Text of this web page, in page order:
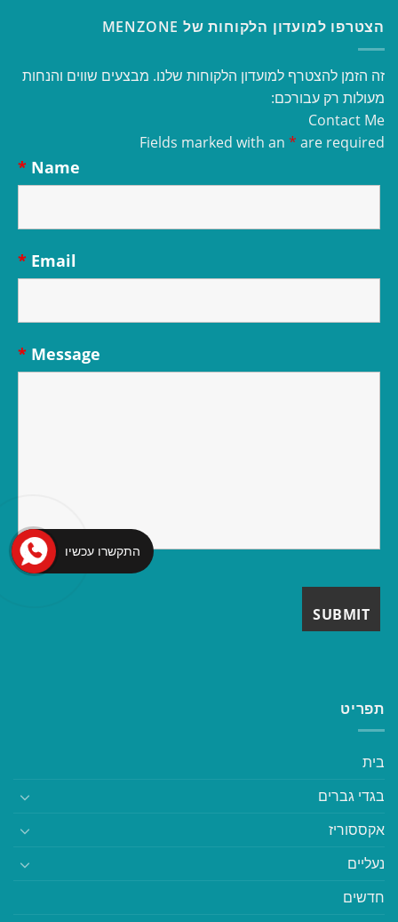
הצטרפו למועדון הלקוחות של MENZONE
זה הזמן להצטרף למועדון הלקוחות שלנו. מבצעים שווים והנחות
מעולות רק עבורכם:
Contact Me
Fields marked with an * are required
Name
*
Email
*
Message
*
תפריט
בית
בגדי גברים
אקססוריז
נעליים
חדשים
התקשרו עכשיו